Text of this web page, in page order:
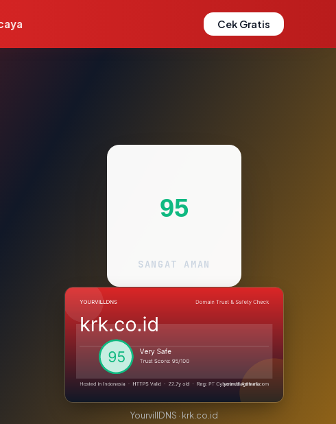
Cek Gratis
95
SANGAT AMAN
YourvillDNS · krk.co.id